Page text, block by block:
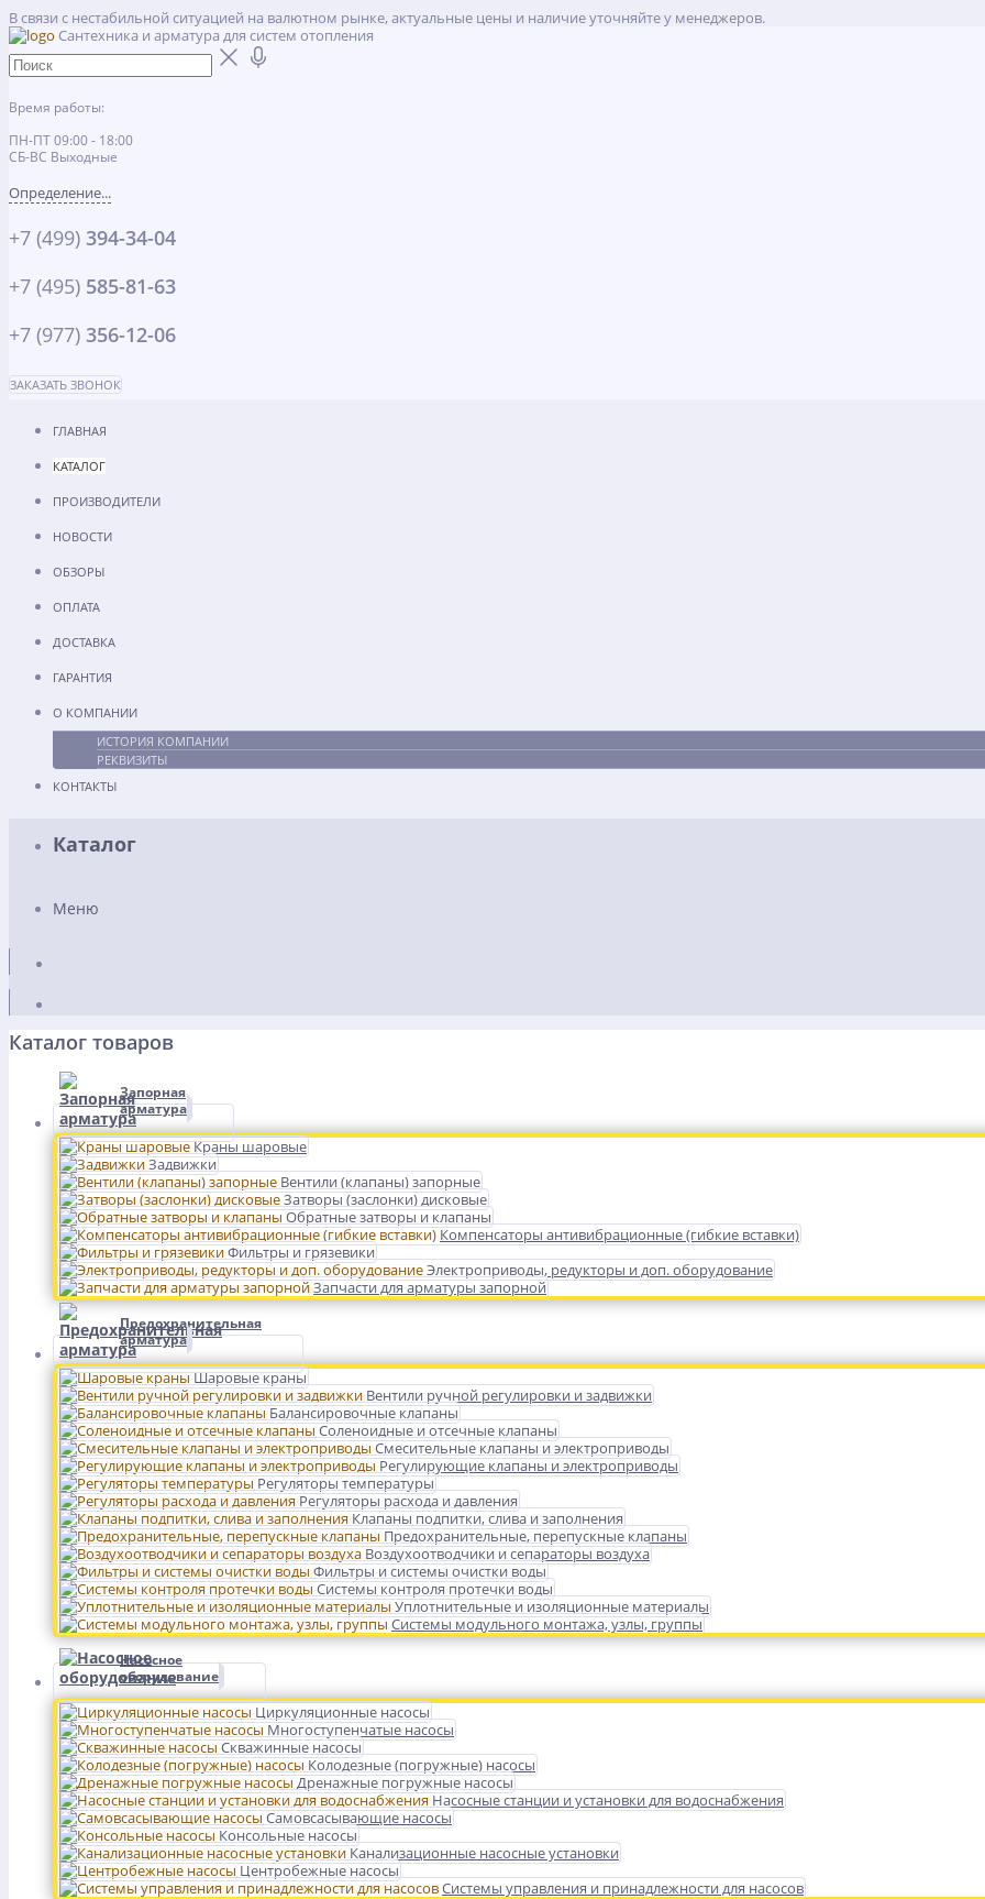
В связи с нестабильной ситуацией на валютном рынке, актуальные цены и наличие уточняйте у менеджеров.
Сантехника и арматура для систем отопления
Время работы:
ПН-ПТ 09:00 - 18:00
СБ-ВС Выходные
Определение...
+7 (499) 394-34-04
+7 (495) 585-81-63
+7 (977) 356-12-06
ЗАКАЗАТЬ ЗВОНОК
ГЛАВНАЯ
КАТАЛОГ
ПРОИЗВОДИТЕЛИ
НОВОСТИ
ОБЗОРЫ
ОПЛАТА
ДОСТАВКА
ГАРАНТИЯ
О КОМПАНИИ
ИСТОРИЯ КОМПАНИИ
РЕКВИЗИТЫ
КОНТАКТЫ
Каталог
Меню
Каталог товаров
Запорная
арматура
Краны шаровые
Задвижки
Вентили (клапаны) запорные
Затворы (заслонки) дисковые
Обратные затворы и клапаны
Компенсаторы антивибрационные (гибкие вставки)
Фильтры и грязевики
Электроприводы, редукторы и доп. оборудование
Запчасти для арматуры запорной
Предохранительная
арматура
Шаровые краны
Вентили ручной регулировки и задвижки
Балансировочные клапаны
Соленоидные и отсечные клапаны
Смесительные клапаны и электроприводы
Регулирующие клапаны и электроприводы
Регуляторы температуры
Регуляторы расхода и давления
Клапаны подпитки, слива и заполнения
Предохранительные, перепускные клапаны
Воздухоотводчики и сепараторы воздуха
Фильтры и системы очистки воды
Системы контроля протечки воды
Уплотнительные и изоляционные материалы
Системы модульного монтажа, узлы, группы
Насосное
оборудование
Циркуляционные насосы
Многоступенчатые насосы
Скважинные насосы
Колодезные (погружные) насосы
Дренажные погружные насосы
Насосные станции и установки для водоснабжения
Самовсасывающие насосы
Консольные насосы
Канализационные насосные установки
Центробежные насосы
Системы управления и принадлежности для насосов